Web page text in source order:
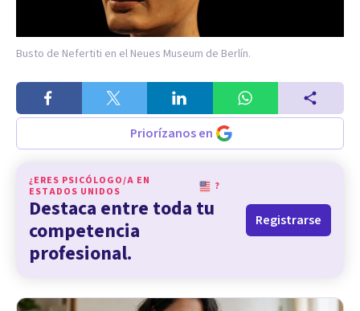
Busto de Nefertiti en el Neues Museum de Berlín.
Priorízanos en
¿ERES PSICÓLOGO/A EN
ESTADOS UNIDOS
?
Destaca entre toda tu
competencia
profesional.
Registrarse